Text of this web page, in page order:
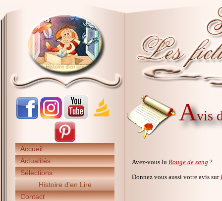
Accueil
Actualités
Sélections
Histoire d'en Lire
Contact
Avis
Avez-vous lu Rouge de sang ?
Donnez vous aussi votre avis sur